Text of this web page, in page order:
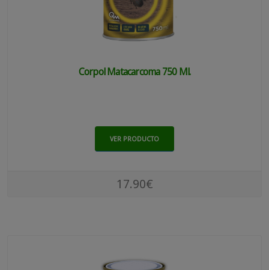
Corpol Matacarcoma 750 Ml.
VER PRODUCTO
17.90€